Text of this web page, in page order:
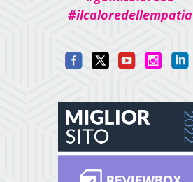
#ilcaloredellempatia